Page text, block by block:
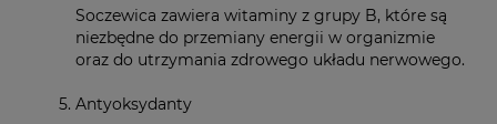
Soczewica zawiera witaminy z grupy B, które są
niezbędne do przemiany energii w organizmie
oraz do utrzymania zdrowego układu nerwowego.
Antyoksydanty